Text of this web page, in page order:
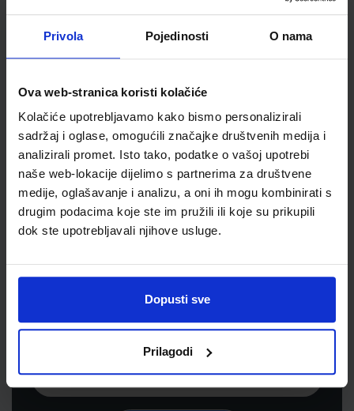
Privola Pojedinosti O nama
Ova web-stranica koristi kolačiće
Kolačiće upotrebljavamo kako bismo personalizirali
sadržaj i oglase, omogućili značajke društvenih medija i
analizirali promet. Isto tako, podatke o vašoj upotrebi
naše web-lokacije dijelimo s partnerima za društvene
medije, oglašavanje i analizu, a oni ih mogu kombinirati s
drugim podacima koje ste im pružili ili koje su prikupili
dok ste upotrebljavali njihove usluge.
Dopusti sve
Prilagodi
Šifra proizvoda
930320
Jedinična mjera
Newsletter prijava
Prijavite se kako bi primali informacije o novim
pogodnostima